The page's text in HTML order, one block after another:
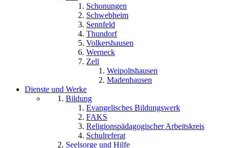
Schonungen
Schwebheim
Sennfeld
Thundorf
Volkershausen
Werneck
Zell
Weipoltshausen
Madenhausen
Dienste und Werke
Bildung
Evangelisches Bildungswerk
FAKS
Religionspädagogischer Arbeitskreis
Schulreferat
Seelsorge und Hilfe